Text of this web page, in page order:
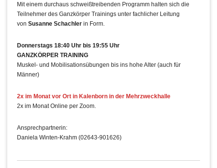
Mit einem durchaus schweißtreibenden Programm halten sich die
Teilnehmer des Ganzkörper Trainings unter fachlicher Leitung
von Susanne Schachler in Form.
Donnerstags 18:40 Uhr bis 19:55 Uhr
GANZKÖRPER TRAINING
Muskel- und Mobilisationsübungen bis ins hohe Alter (auch für
Männer)
2x im Monat vor Ort in Kalenborn in der Mehrzweckhalle
2x im Monat Online per Zoom.
Ansprechpartnerin:
Daniela Winten-Krahm (02643-901626)